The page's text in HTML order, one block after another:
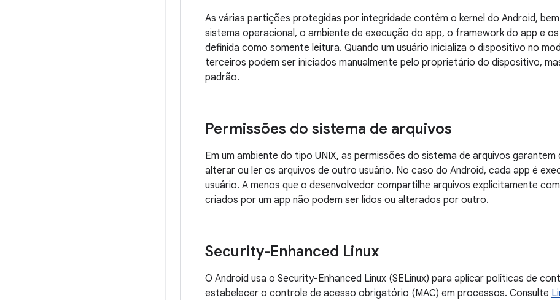
As várias partições protegidas por integridade contêm o kernel do Android,
sistema operacional, o ambiente de execução do app, o framework do app e
definida como somente leitura. Quando um usuário inicializa o dispositivo no
terceiros podem ser iniciados manualmente pelo proprietário do dispositivo,
padrão.
Permissões do sistema de arquivos
Em um ambiente do tipo UNIX, as permissões do sistema de arquivos garantem
alterar ou ler os arquivos de outro usuário. No caso do Android, cada app é
usuário. A menos que o desenvolvedor compartilhe arquivos explicitamente
criados por um app não podem ser lidos ou alterados por outro.
Security-Enhanced Linux
O Android usa o Security-Enhanced Linux (SELinux) para aplicar políticas de
estabelecer o controle de acesso obrigatório (MAC) em processos. Consulte